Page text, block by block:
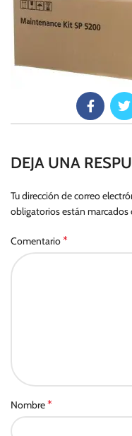
DEJA UNA
Tu dirección de correo
obligatorios están marcados
Comentario*
Nombre*